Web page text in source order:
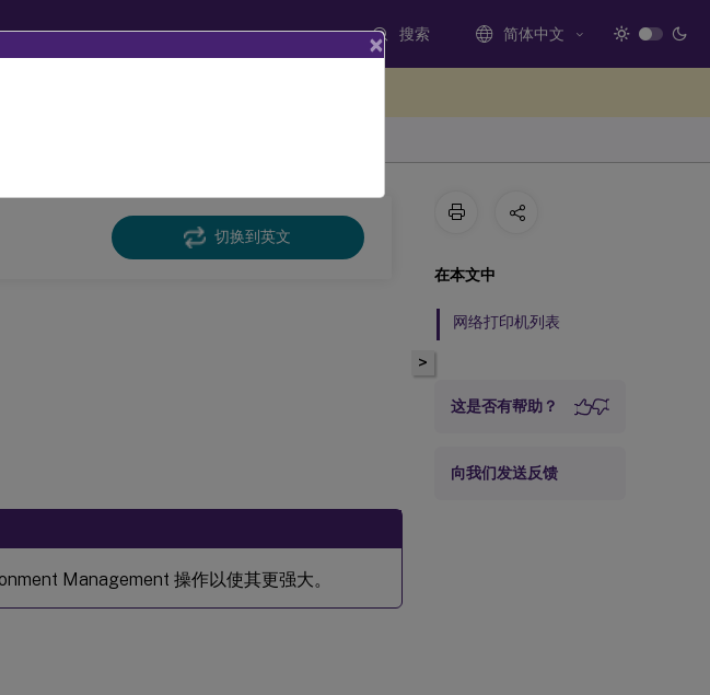
搜索 简体中文
切换到英文
Management 操作以使其更强大。
>
在本文中
网络打印机列表
这是否有帮助？
向我们发送反馈
×